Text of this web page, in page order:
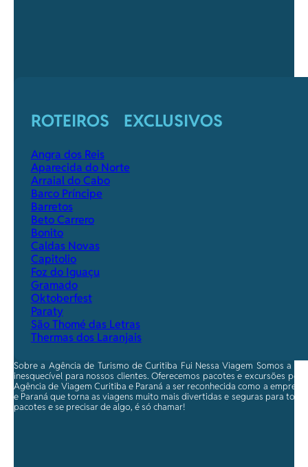
ROTEIROS EXCLUSIVOS
Angra dos Reis
Aparecida do Norte
Arraial do Cabo
Barco Príncipe
Barretos
Beto Carrero
Bonito
Caldas Novas
Capitolio
Foz do Iguaçu
Gramado
Oktoberfest
Paraty
São Thomé das Letras
Thermas dos Laranjais
Sobre a Agência de Turismo de Curitiba Fui Nessa Viagem Somos a
inesquecível para nossos clientes. Oferecemos pacotes e excursões
Agência de Viagem Curitiba e Paraná a ser reconhecida como a
e Paraná que torna as viagens muito mais divertidas e seguras para
pacotes e se precisar de algo, é só chamar!